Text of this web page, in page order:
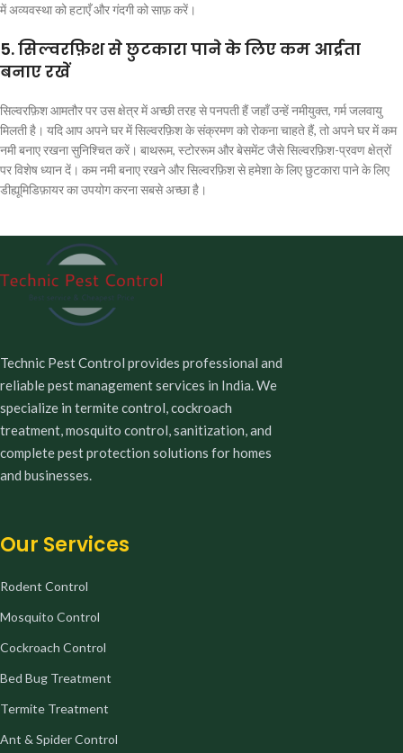
में अव्यवस्था को हटाएँ और गंदगी को साफ़ करें।
5. सिल्वरफ़िश से छुटकारा पाने के लिए कम आर्द्रता
बनाए रखें
सिल्वरफ़िश आमतौर पर उस क्षेत्र में अच्छी तरह से पनपती हैं जहाँ उन्हें नमीयुक्त, गर्म जलवायु
मिलती है। यदि आप अपने घर में सिल्वरफ़िश के संक्रमण को रोकना चाहते हैं, तो अपने घर में कम
नमी बनाए रखना सुनिश्चित करें। बाथरूम, स्टोररूम और बेसमेंट जैसे सिल्वरफ़िश-प्रवण क्षेत्रों
पर विशेष ध्यान दें। कम नमी बनाए रखने और सिल्वरफ़िश से हमेशा के लिए छुटकारा पाने के लिए
डीह्यूमिडिफ़ायर का उपयोग करना सबसे अच्छा है।
Technic Pest Control provides professional and
reliable pest management services in India. We
specialize in termite control, cockroach
treatment, mosquito control, sanitization, and
complete pest protection solutions for homes
and businesses.
Our Services
Rodent Control
Mosquito Control
Cockroach Control
Bed Bug Treatment
Termite Treatment
Ant & Spider Control